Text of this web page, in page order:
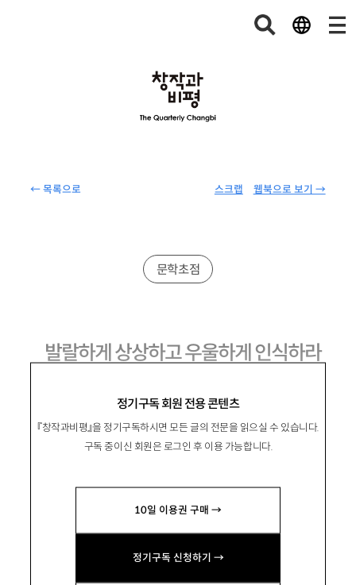
← 목록으로 웹북으로 보기 →
스크랩
정기구독 회원 전용 콘텐츠
『창작과비평』을 정기구독하시면 모든 글의 전문을 읽으실 수 있습니다.
구독 중이신 회원은 로그인 후 이용 가능합니다.
10일 이용권 구매 →
정기구독 신청하기 →
문학초점
발랄하게 상상하고 우울하게 인식하라
徐榮裀
문학평론가. 평론집 『충돌하는 차이들의 심층』